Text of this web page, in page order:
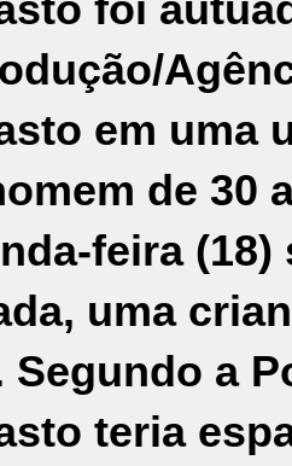
em uma
de 30
feira (18)
, uma
Segundo a
teria